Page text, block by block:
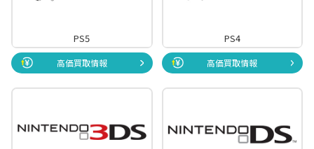
PS5
高価買取情報
PS4
高価買取情報